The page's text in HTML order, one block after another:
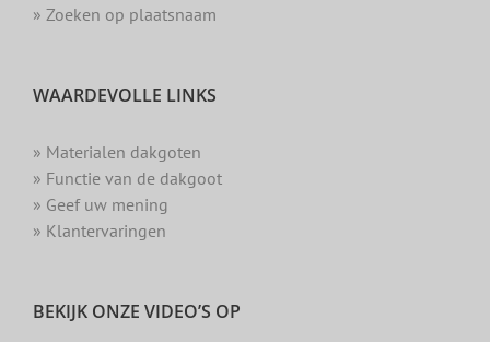
» Zoeken op plaatsnaam
WAARDEVOLLE LINKS
» Materialen dakgoten
» Functie van de dakgoot
» Geef uw mening
» Klantervaringen
BEKIJK ONZE VIDEO’S OP